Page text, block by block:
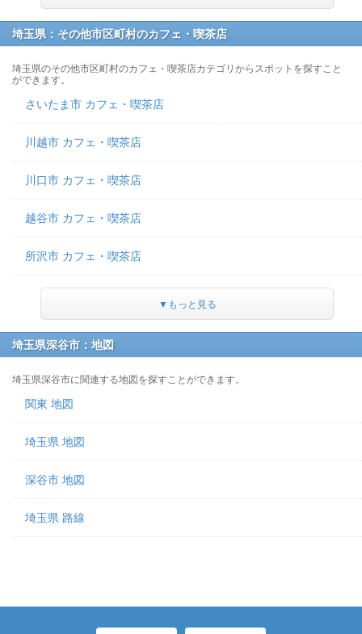
埼玉県：その他市区町村のカフェ・喫茶店
埼玉県のその他市区町村のカフェ・喫茶店カテゴリからスポットを探すこと
ができます。
さいたま市 カフェ・喫茶店
川越市 カフェ・喫茶店
川口市 カフェ・喫茶店
越谷市 カフェ・喫茶店
所沢市 カフェ・喫茶店
▼もっと見る
埼玉県深谷市：地図
埼玉県深谷市に関連する地図を探すことができます。
関東 地図
埼玉県 地図
深谷市 地図
埼玉県 路線